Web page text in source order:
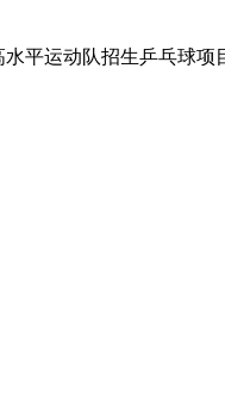
平运动队招生乒乓球项